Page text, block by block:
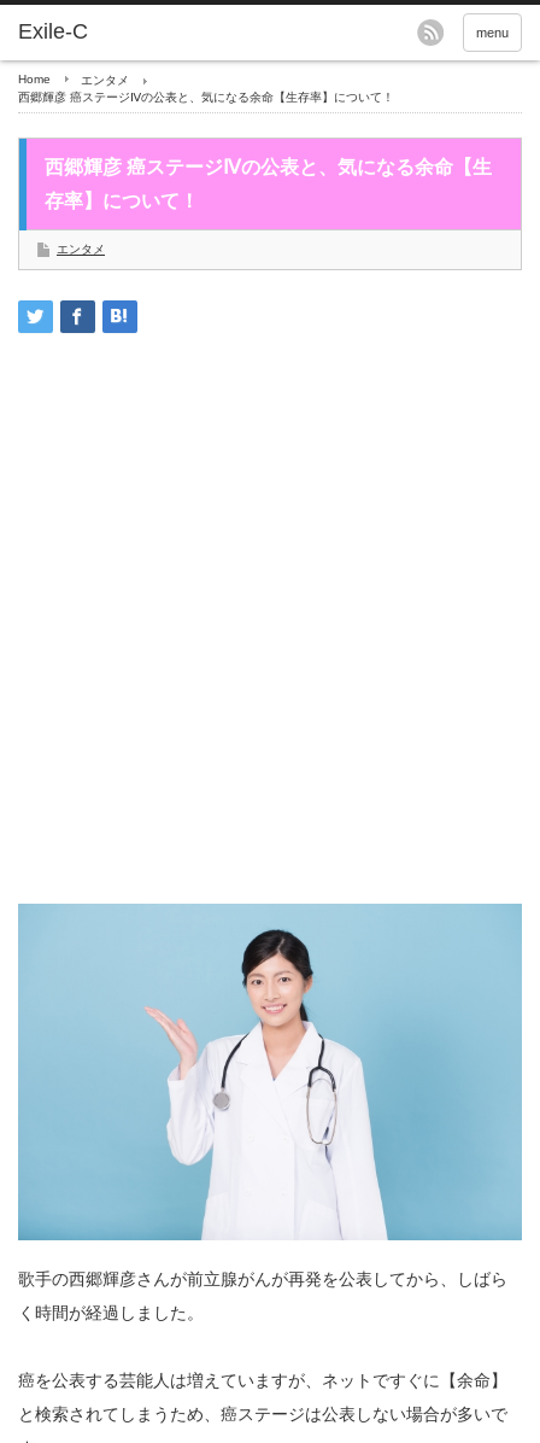
menu
Home
エンタメ
西郷輝彦 癌ステージⅣの公表と、気になる余命【生存率】について！
西郷輝彦 癌ステージⅣの公表と、気になる余命【生
存率】について！
エンタメ
歌手の西郷輝彦さんが前立腺がんが再発を公表してから、しばら
く時間が経過しました。
癌を公表する芸能人は増えていますが、ネットですぐに【余命】
と検索されてしまうため、癌ステージは公表しない場合が多いで